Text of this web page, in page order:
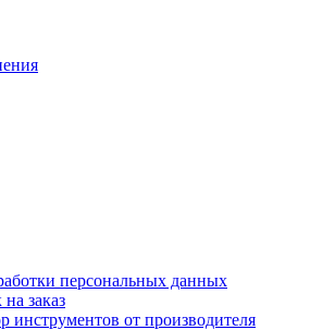
персональных данных
заказ
инструментов от производителя